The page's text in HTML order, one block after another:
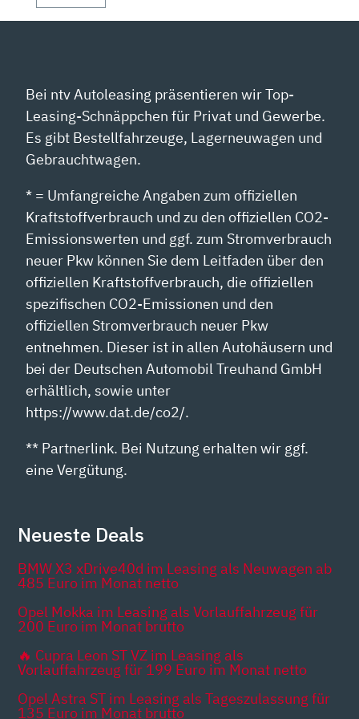
Bei ntv Autoleasing präsentieren wir Top-
Leasing-Schnäppchen für Privat und Gewerbe.
Es gibt Bestellfahrzeuge, Lagerneuwagen und
Gebrauchtwagen.
* = Umfangreiche Angaben zum offiziellen
Kraftstoffverbrauch und zu den offiziellen CO2-
Emissionswerten und ggf. zum Stromverbrauch
neuer Pkw können Sie dem Leitfaden über den
offiziellen Kraftstoffverbrauch, die offiziellen
spezifischen CO2-Emissionen und den
offiziellen Stromverbrauch neuer Pkw
entnehmen. Dieser ist in allen Autohäusern und
bei der Deutschen Automobil Treuhand GmbH
erhältlich, sowie unter
https://www.dat.de/co2/.
** Partnerlink. Bei Nutzung erhalten wir ggf.
eine Vergütung.
Neueste Deals
BMW X3 xDrive40d im Leasing als Neuwagen ab
485 Euro im Monat netto
Opel Mokka im Leasing als Vorlauffahrzeug für
200 Euro im Monat brutto
🔥 Cupra Leon ST VZ im Leasing als
Vorlauffahrzeug für 199 Euro im Monat netto
Opel Astra ST im Leasing als Tageszulassung für
135 Euro im Monat brutto